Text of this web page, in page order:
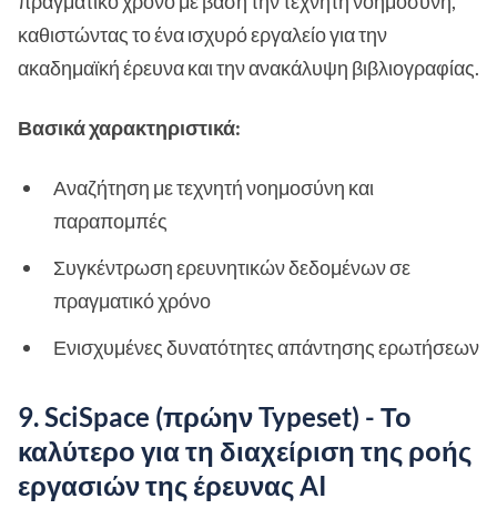
καθιστώντας το ένα ισχυρό εργαλείο για την
ακαδημαϊκή έρευνα και την ανακάλυψη βιβλιογραφίας.
Βασικά χαρακτηριστικά:
Αναζήτηση με τεχνητή νοημοσύνη και
παραπομπές
Συγκέντρωση ερευνητικών δεδομένων σε
πραγματικό χρόνο
Ενισχυμένες δυνατότητες απάντησης ερωτήσεων
9. SciSpace (πρώην Typeset) - Το
καλύτερο για τη διαχείριση της ροής
εργασιών της έρευνας AI